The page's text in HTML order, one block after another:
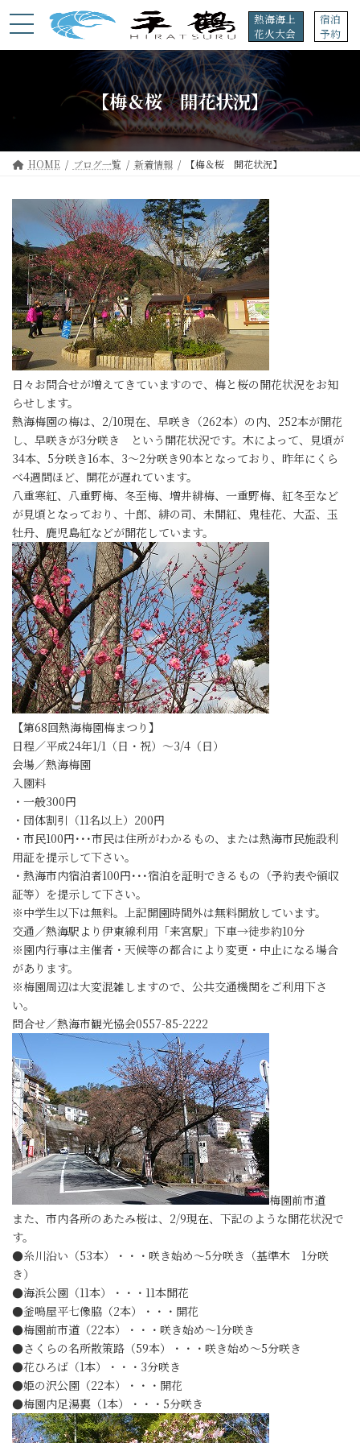
ン
プ
ビ
動
熱海海上
花火大会
宿泊
予約
【梅＆桜 開花状況】
HOME ブログ一覧 新着情報 【梅＆桜 開花状況】
日々お問合せが増えてきていますので、梅と桜の開花状況をお知
らせします。
熱海梅園の梅は、2/10現在、早咲き（262本）の内、252本が開花
し、早咲きが3分咲き という開花状況です。木によって、見頃が
34本、5分咲き16本、3～2分咲き90本となっており、昨年にくら
べ4週間ほど、開花が遅れています。
八重寒紅、八重野梅、冬至梅、増井緋梅、一重野梅、紅冬至など
が見頃となっており、十郎、緋の司、未開紅、鬼桂花、大盃、玉
牡丹、鹿児島紅などが開花しています。
【第68回熱海梅園梅まつり】
日程／平成24年1/1（日・祝）～3/4（日）
会場／熱海梅園
入園料
・一般300円
・団体割引（11名以上）200円
・市民100円･･･市民は住所がわかるもの、または熱海市民施設利
用証を提示して下さい。
・熱海市内宿泊者100円･･･宿泊を証明できるもの（予約表や領収
証等）を提示して下さい。
※中学生以下は無料。上記開園時間外は無料開放しています。
交通／熱海駅より伊東線利用「来宮駅」下車→徒歩約10分
※園内行事は主催者・天候等の都合により変更・中止になる場合
があります。
※梅園周辺は大変混雑しますので、公共交通機関をご利用下さ
い。
問合せ／熱海市観光協会0557-85-2222
梅園前市道
また、市内各所のあたみ桜は、2/9現在、下記のような開花状況で
す。
●糸川沿い（53本）・・・咲き始め～5分咲き（基準木 1分咲
き）
●海浜公園（11本）・・・11本開花
●釜鳴屋平七像脇（2本）・・・開花
●梅園前市道（22本）・・・咲き始め～1分咲き
●さくらの名所散策路（59本）・・・咲き始め～5分咲き
●花ひろば（1本）・・・3分咲き
●姫の沢公園（22本）・・・開花
●梅園内足湯裏（1本）・・・5分咲き